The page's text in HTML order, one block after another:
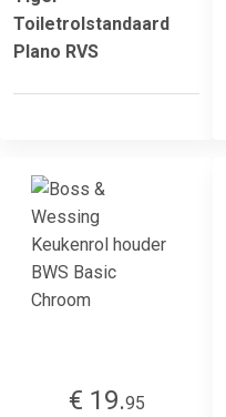
Toiletrolstandaard
Plano RVS
€ 19.95